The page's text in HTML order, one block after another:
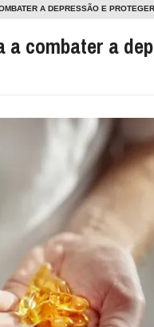
A DEPRESSÃO E
a combater a